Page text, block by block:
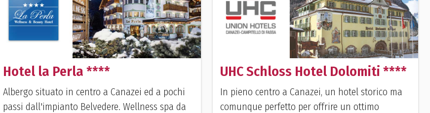
Hotel la Perla ****
Albergo situato in centro a Canazei ed a pochi
passi dall'impianto Belvedere. Wellness spa da
UHC Schloss Hotel Dolomiti ****
In pieno centro a Canazei, un hotel storico ma
comunque perfetto per offrire un ottimo